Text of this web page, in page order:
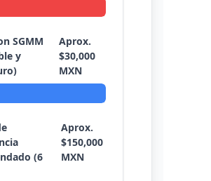
SGMM
y
Aprox.
$30,000
MXN
(6
Aprox.
$150,000
MXN